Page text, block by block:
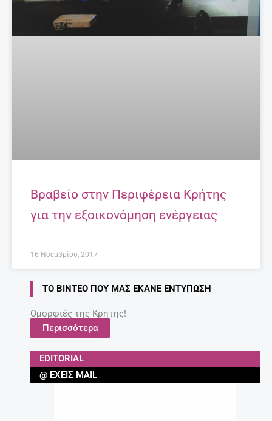
Βραβείο στην Περιφέρεια Κρήτης
για την εξοικονόμηση ενέργειας
16 Νοεμβρίου, 2017
ΤΟ ΒΊΝΤΕΟ ΠΟΥ ΜΑΣ ΈΚΑΝΕ ΕΝΤΎΠΩΣΗ
Ομορφιές της Κρήτης!
Περισσότερα
EDITORIAL
@ ΈΧΕΙΣ MAIL